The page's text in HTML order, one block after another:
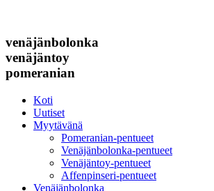
venäjänbolonka
venäjäntoy
pomeranian
Koti
Uutiset
Myytävänä
Pomeranian-pentueet
Venäjänbolonka-pentueet
Venäjäntoy-pentueet
Affenpinseri-pentueet
Venäjänbolonka